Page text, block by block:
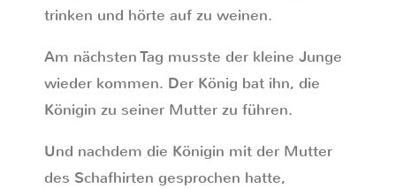
trinken und hörte auf zu weinen.
Am nächsten Tag musste der kleine Junge
wieder kommen. Der König bat ihn, die
Königin zu seiner Mutter zu führen.
Und nachdem die Königin mit der Mutter
des Schafhirten gesprochen hatte,